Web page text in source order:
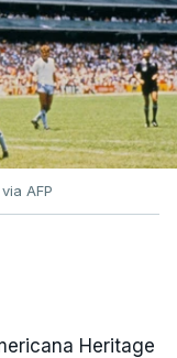
AFP
Heritage